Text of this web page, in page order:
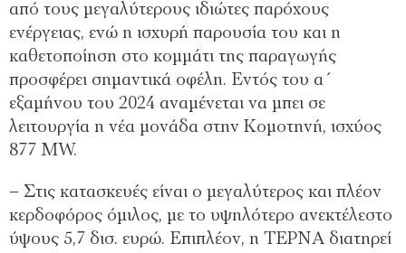
από τους μεγαλύτερους ιδιώτες παρόχους
ενέργειας, ενώ η ισχυρή παρουσία του και η
καθετοποίηση στο κομμάτι της παραγωγής
προσφέρει σημαντικά οφέλη. Εντός του α΄
εξαμήνου του 2024 αναμένεται να μπει σε
λειτουργία η νέα μονάδα στην Κομοτηνή, ισχύος
877 MW.
– Στις κατασκευές είναι ο μεγαλύτερος και πλέον
κερδοφόρος όμιλος, με το υψηλότερο ανεκτέλεστο
ύψους 5,7 δισ. ευρώ. Επιπλέον, η ΤΕΡΝΑ διατηρεί